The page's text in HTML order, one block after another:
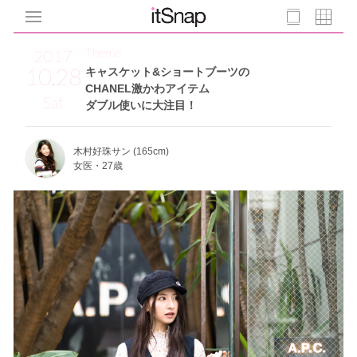
2017
10.28
Sat
キャスケット&ショートブーツの
CHANEL激かわアイテム
ダブル使いに大注目！
Theme
木村好珠サン (165cm)
女医・27歳